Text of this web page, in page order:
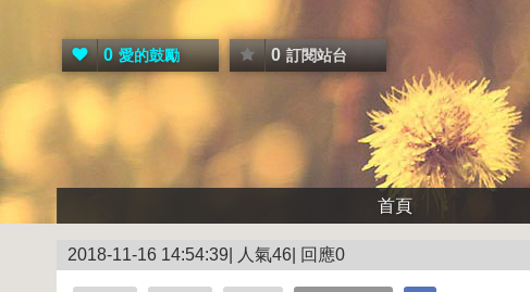
0 愛的鼓勵 0 訂閱站台
首頁
2018-11-16 14:54:39| 人氣46| 回應0